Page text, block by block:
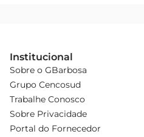
Institucional
Sobre o GBarbosa
Grupo Cencosud
Trabalhe Conosco
Sobre Privacidade
Portal do Fornecedor